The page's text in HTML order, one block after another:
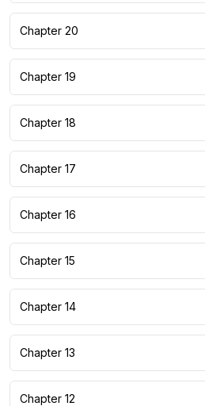
Chapter 20
Chapter 19
Chapter 18
Chapter 17
Chapter 16
Chapter 15
Chapter 14
Chapter 13
Chapter 12